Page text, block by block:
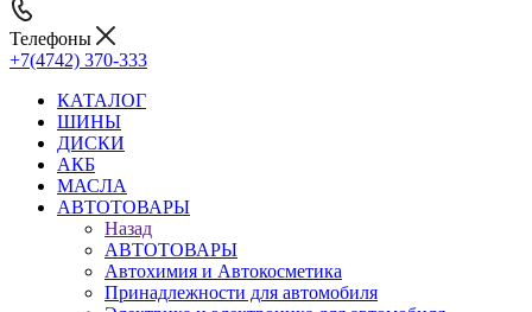
Телефоны
+7(4742) 370-333
КАТАЛОГ
ШИНЫ
ДИСКИ
АКБ
МАСЛА
АВТОТОВАРЫ
Назад
АВТОТОВАРЫ
Автохимия и Автокосметика
Принадлежности для автомобиля